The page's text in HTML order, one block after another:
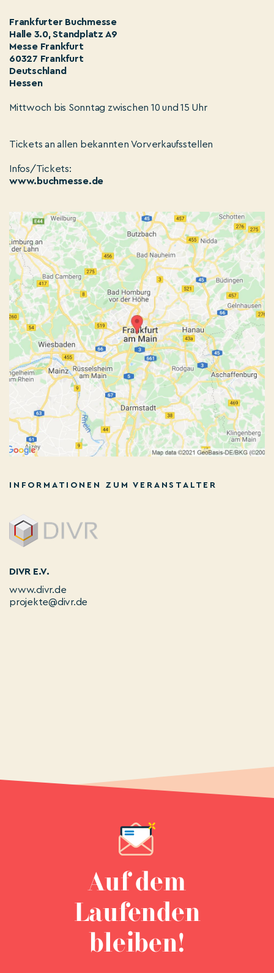
Frankfurter Buchmesse
Halle 3.0, Standplatz A9
Messe Frankfurt
60327 Frankfurt
Deutschland
Hessen
Mittwoch bis Sonntag zwischen 10 und 15 Uhr
Tickets an allen bekannten Vorverkaufsstellen
Infos/Tickets:
www.buchmesse.de
INFORMATIONEN ZUM VERANSTALTER
DIVR E.V.
www.divr.de
projekte@divr.de
Auf dem
Laufenden
bleiben!